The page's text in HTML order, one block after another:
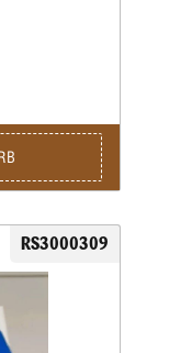
Ransom
zu
RS3000309